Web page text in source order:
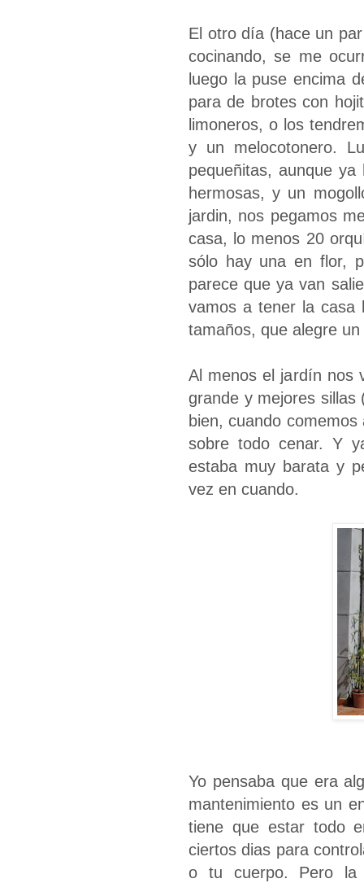
El otro día (hace un
cocinando, se me
luego la puse encima
para de brotes con
limoneros, o los
y un melocotonero.
pequeñitas, aunque
hermosas, y un
jardin, nos pegamos
casa, lo menos 20
sólo hay una en flor,
parece que ya van
vamos a tener la casa
tamaños, que alegre
Al menos el jardín nos
grande y mejores
bien, cuando
sobre todo cenar. Y
estaba muy barata y
vez en cuando.
Yo pensaba que era
mantenimiento es un
tiene que estar todo
ciertos dias para
o tu cuerpo. Pero la